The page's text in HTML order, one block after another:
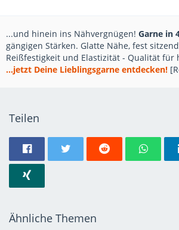
...und hinein ins Nähvergnügen! Garne in
gängigen Stärken. Glatte Nähe, fest
Reißfestigkeit und Elastizität - Qualität für
...jetzt Deine Lieblingsgarne entdecken!
Teilen
Ähnliche Themen